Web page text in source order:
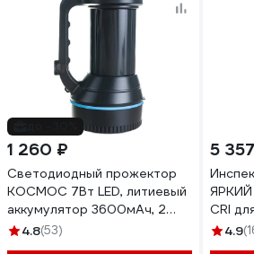
1 260 ₽
Светодиодный прожектор
КОСМОС 7Вт LED, литиевый
аккумулятор 3600мАч, 2
режима работы, супер
4.8(53)
5
ЯРКИЙ
CRI
COB
4.9